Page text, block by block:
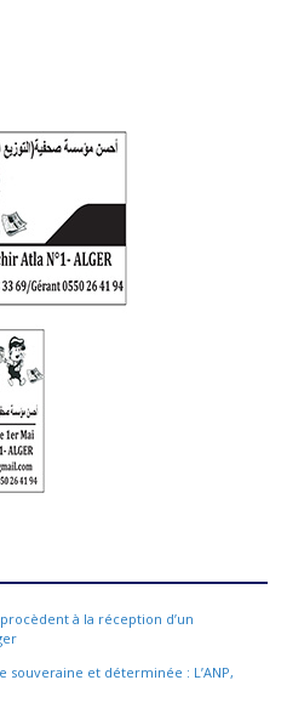
à la réception d’un
souveraine et déterminée : L’ANP,